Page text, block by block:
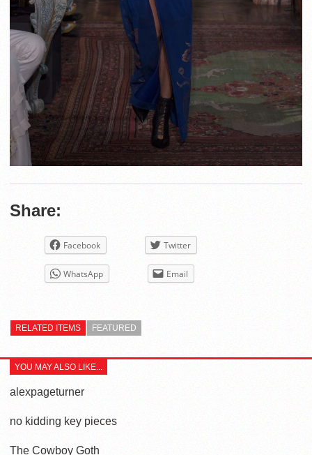
Share:
Facebook Twitter
WhatsApp Email
RELATED ITEMS FEATURED
YOU MAY ALSO LIKE...
alexpageturner
no kidding key pieces
The Cowboy Goth